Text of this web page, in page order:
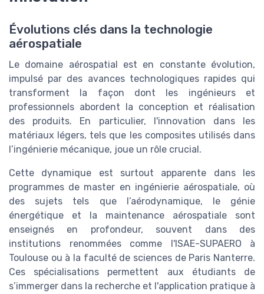
Évolutions clés dans la technologie
aérospatiale
Le domaine aérospatial est en constante évolution,
impulsé par des avances technologiques rapides qui
transforment la façon dont les ingénieurs et
professionnels abordent la conception et réalisation
des produits. En particulier, l'innovation dans les
matériaux légers, tels que les composites utilisés dans
l’ingénierie mécanique, joue un rôle crucial.
Cette dynamique est surtout apparente dans les
programmes de master en ingénierie aérospatiale, où
des sujets tels que l’aérodynamique, le génie
énergétique et la maintenance aérospatiale sont
enseignés en profondeur, souvent dans des
institutions renommées comme l'ISAE-SUPAERO à
Toulouse ou à la faculté de sciences de Paris Nanterre.
Ces spécialisations permettent aux étudiants de
s’immerger dans la recherche et l'application pratique à